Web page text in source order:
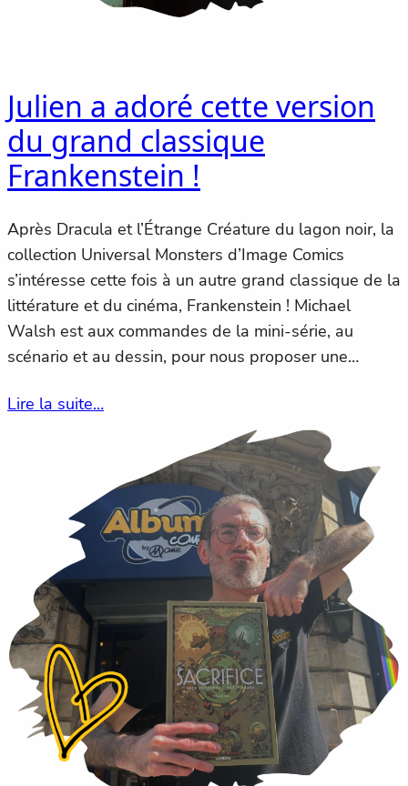
Julien a adoré cette version
du grand classique
Frankenstein !
Après Dracula et l’Étrange Créature du lagon noir, la
collection Universal Monsters d’Image Comics
s’intéresse cette fois à un autre grand classique de la
littérature et du cinéma, Frankenstein ! Michael
Walsh est aux commandes de la mini-série, au
scénario et au dessin, pour nous proposer une…
Lire la suite…